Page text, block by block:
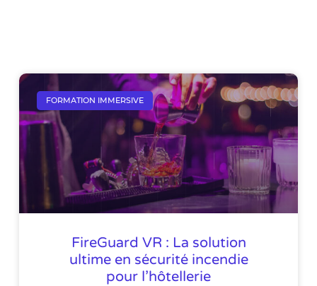
FORMATION IMMERSIVE
FireGuard VR : La solution
ultime en sécurité incendie
pour l’hôtellerie